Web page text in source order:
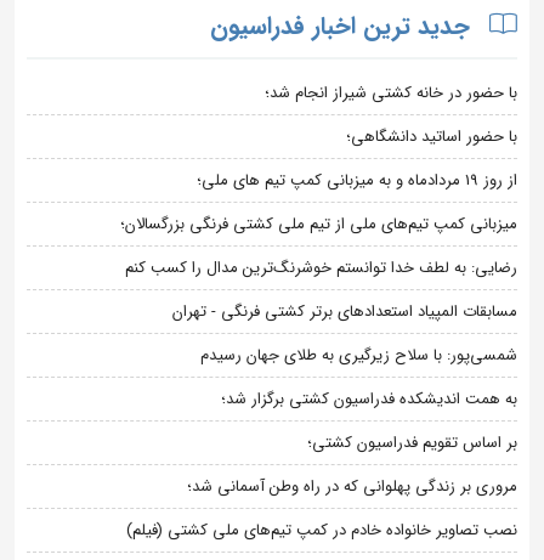
جدید ترین اخبار فدراسیون
با حضور در خانه کشتی شیراز انجام شد؛
با حضور اساتید دانشگاهی؛
از روز 19 مردادماه و به میزبانی کمپ تیم های ملی؛
میزبانی کمپ تیم‌های ملی از تیم ملی کشتی فرنگی بزرگسالان؛
رضایی: به لطف خدا توانستم خوشرنگ‌ترین مدال را کسب کنم
مسابقات المپیاد استعدادهای برتر کشتی فرنگی - تهران
شمسی‌پور: با سلاح زیرگیری به طلای جهان رسیدم
به همت اندیشکده فدراسیون کشتی برگزار شد؛
بر اساس تقویم فدراسیون کشتی؛
مروری بر زندگی پهلوانی که در راه وطن آسمانی شد؛
نصب تصاویر خانواده خادم در کمپ تیم‌های ملی کشتی (فیلم)